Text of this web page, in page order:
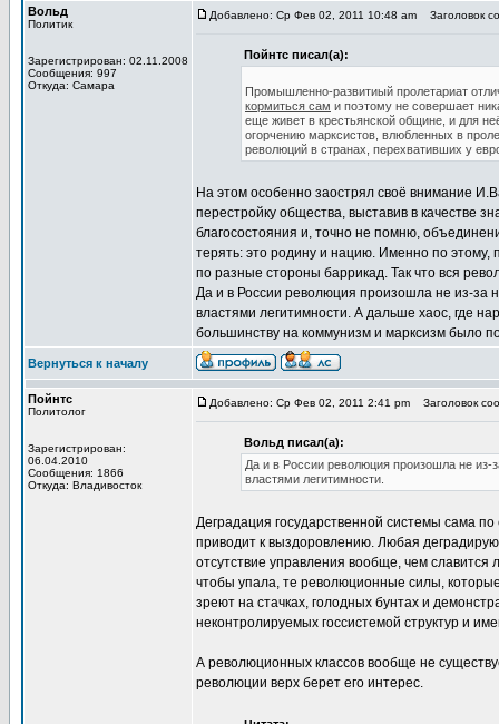
Вольд
Политик
Зарегистрирован: 02.11.2008
Сообщения: 997
Откуда: Самара
Добавлено: Ср Фев 02, 2011 10:48 am Заголовок
Пойнтс писал(а):
Промышленно-развитиый пролетариат
кормиться сам и поэтому не совершает
еще живет в крестьянской общине, и для
огорчению марксистов, влюбленных в
революций в странах, перехвативших у
На этом особенно заострял своё внимание
перестройку общества, выставив в качестве
благосостояния и, точно не помню,
терять: это родину и нацию. Именно по
по разные стороны баррикад. Так что вся
Да и в России революция произошла не из-за
властями легитимности. А дальше хаос, где
большинству на коммунизм и марксизм было
Вернуться к началу
Пойнтс
Политолог
Зарегистрирован:
06.04.2010
Сообщения: 1866
Откуда: Владивосток
Добавлено: Ср Фев 02, 2011 2:41 pm Заголовок
Вольд писал(а):
Да и в России революция произошла не из-
властями легитимности.
Деградация государственной системы сама
приводит к выздоровлению. Любая
отсутствие управления вообще, чем
чтобы упала, те революционные силы,
зреют на стачках, голодных бунтах и
неконтролируемых госсистемой структур и
А революционных классов вообще не
революции верх берет его интерес.